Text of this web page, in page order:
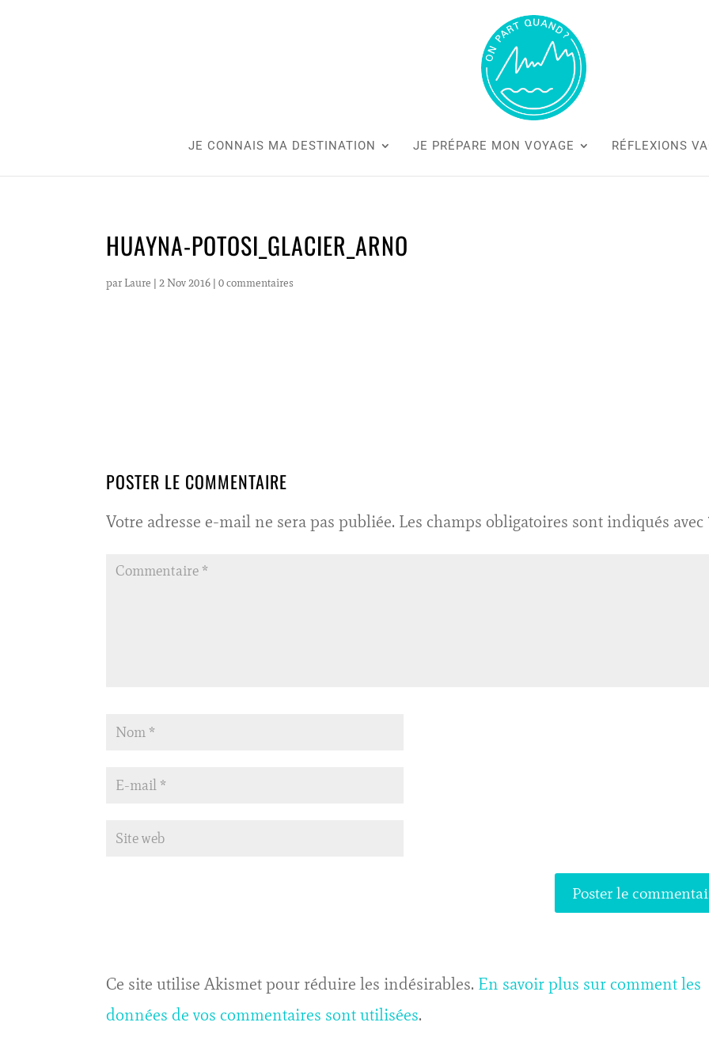
JE CONNAIS MA DESTINATION JE PRÉPARE MON VOYAGE RÉFLEXIONS
HUAYNA-POTOSI_GLACIER_ARNO
par Laure |2 Nov 2016 |0 commentaires
POSTER LE COMMENTAIRE
Votre adresse e-mail ne sera pas publiée. Les champs obligatoires sont indiqués avec
Ce site utilise Akismet pour réduire les indésirables. En savoir plus sur comment les
données de vos commentaires sont utilisées.